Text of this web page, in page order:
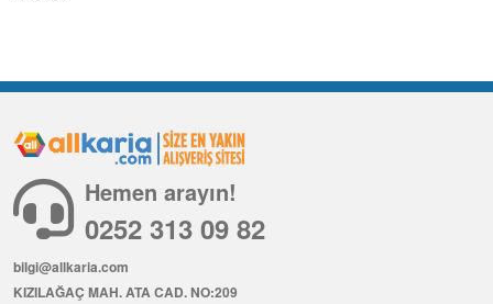
Hemen arayın!
0252 313 09 82
bilgi@allkaria.com
KIZILAĞAÇ MAH. ATA CAD. NO:209